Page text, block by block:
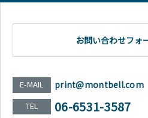
お問い合わせフォ
E-MAIL print@montbell.com
TEL 06-6531-3587